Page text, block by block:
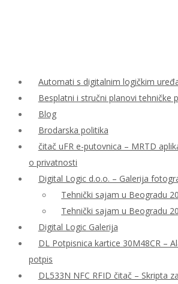
Automati s digitalnim logičkim
Besplatni i stručni planovi tehničke
Blog
Brodarska politika
čitač uFR e-putovnica – MRTD
o privatnosti
Digital Logic d.o.o. – Galerija
Tehnički sajam u Beogradu
Tehnički sajam u Beogradu
Digital Logic Galerija
DL Potpisnica kartice 30M48CR –
potpis
DL533N NFC RFID čitač – Skripta